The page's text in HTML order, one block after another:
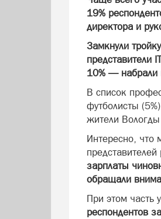
19%
директора и
Замкнули
представители
10% — набрали
В список
футболисты
жители
Интересно, что
зарплаты
обращали
При этом часть
респондентов